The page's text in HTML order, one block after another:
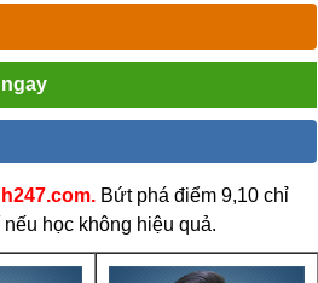
Bứt phá điểm 9,10 chỉ
học không hiệu quả.